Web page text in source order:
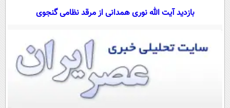
اقتصادی
جامعه
حوادث
یک برش دانایی
بین الملل
علم و دانش
بازدید آیت الله نوری همدانی از مرقد نظامی گنجوی